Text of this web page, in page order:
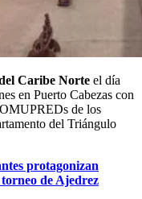
Caribe Norte el día
en Puerto Cabezas con
de los
del Triángulo
protagonizan
de Ajedrez